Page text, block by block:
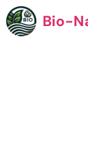
Přeskočit
na
obsah
Bio-